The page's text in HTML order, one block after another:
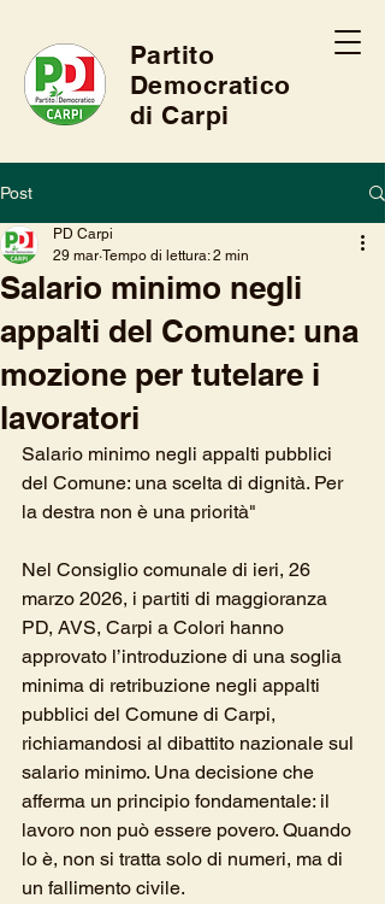
Partito
Democratico
di Carpi
Post
Salario minimo negli
appalti del Comune: una
mozione per tutelare i
lavoratori
PD Carpi
29 mar Tempo di lettura: 2 min
Salario minimo negli appalti pubblici
del Comune: una scelta di dignità. Per
la destra non è una priorità"
Nel Consiglio comunale di ieri, 26
marzo 2026, i partiti di maggioranza
PD, AVS, Carpi a Colori hanno
approvato l’introduzione di una soglia
minima di retribuzione negli appalti
pubblici del Comune di Carpi,
richiamandosi al dibattito nazionale sul
salario minimo. Una decisione che
afferma un principio fondamentale: il
lavoro non può essere povero. Quando
lo è, non si tratta solo di numeri, ma di
un fallimento civile.